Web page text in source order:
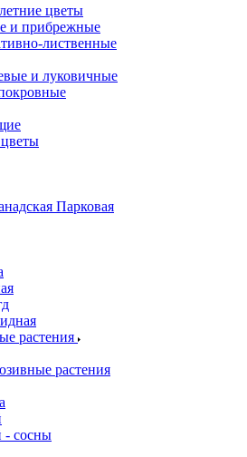
цветы
и прибрежные
лиственные
и луковичные
Парковая
растения
растения
- сосны